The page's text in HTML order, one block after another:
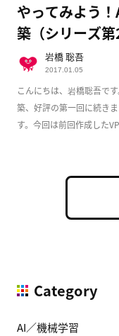
やってみよう
築（シリーズ第
こんにちは、岩橋聡吾で
築、好評の第一回に続き
す。今回は前回作成した
岩橋 聡吾
2017.01.05
Category
AI／機械学習